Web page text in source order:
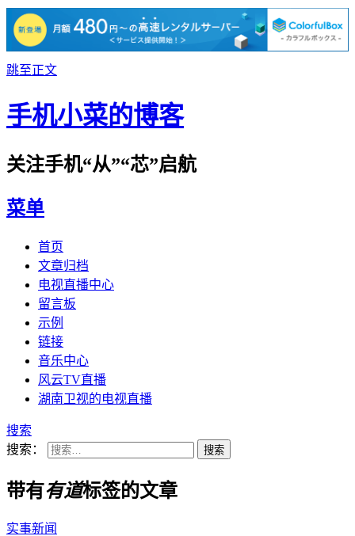
跳至正文
手机小菜的博客
关注手机“从”“芯”启航
菜单
首页
文章归档
电视直播中心
留言板
示例
链接
音乐中心
风云TV直播
湖南卫视的电视直播
搜索
搜索：
带有有道标签的文章
实事新闻